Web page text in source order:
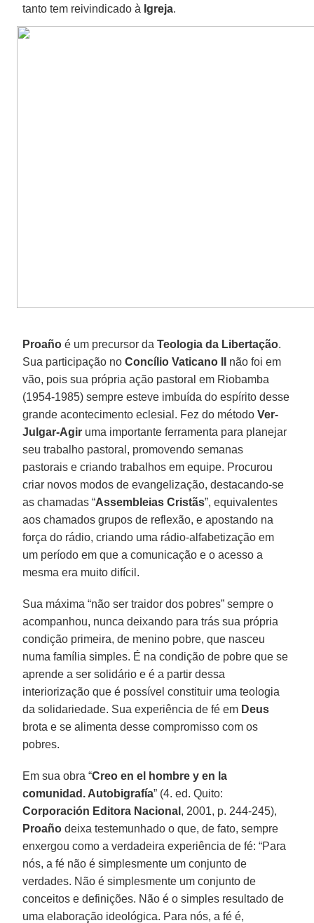
tanto tem reivindicado à Igreja.
Proaño é um precursor daTeologia da Libertação.
Sua participação noConcílio Vaticano II
não foi em
vão, pois sua própria ação pastoral em Riobamba
(1954-1985) sempre esteve imbuída do espírito desse
grande acontecimento eclesial. Fez do métodoVer-
Julgar-Agir uma importante ferramenta para planejar
seu trabalho pastoral, promovendo semanas
pastorais e criando trabalhos em equipe. Procurou
criar novos modos de evangelização, destacando-se
as chamadas “Assembleias Cristãs”, equivalentes
aos chamados grupos de reflexão, e apostando na
força do rádio, criando uma rádio-alfabetização em
um período em que a comunicação e o acesso a
mesma era muito difícil.
Sua máxima “não ser traidor dos pobres” sempre o
acompanhou, nunca deixando para trás sua própria
condição primeira, de menino pobre, que nasceu
numa família simples. É na condição de pobre que se
aprende a ser solidário e é a partir dessa
interiorização que é possível constituir uma teologia
da solidariedade. Sua experiência de fé em Deus
brota e se alimenta desse compromisso com os
pobres.
Em sua obra “Creo en el hombre y en la
comunidad. Autobigrafía” (4. ed. Quito:
Corporación Editora Nacional , 2001, p. 244-245),
Proaño deixa testemunhado o que, de fato, sempre
enxergou como a verdadeira experiência de fé: “Para
nós, a fé não é simplesmente um conjunto de
verdades. Não é simplesmente um conjunto de
conceitos e definições. Não é o simples resultado de
uma elaboração ideológica. Para nós, a fé é,